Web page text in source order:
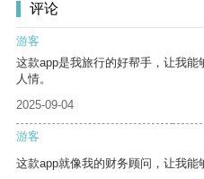
评论
游客
这款app是我旅行的好帮手，让我
人情。
2025-09-04
游客
这款app就像我的财务顾问，让我能